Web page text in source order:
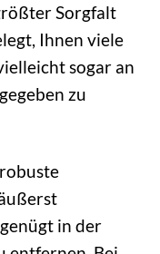
Sorgfalt
Ihnen viele
sogar an
zu
in der